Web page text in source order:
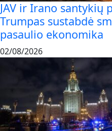
JAV ir Irano santykių
Trumpas sustabdė
pasaulio ekonomika
02/08/2026